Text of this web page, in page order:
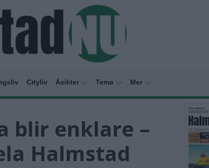
Cityliv Åsikter Tema Mer
blir enklare –
Halmstad